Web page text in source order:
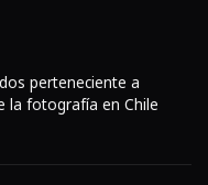
de aberraciones
de iluminación
control sobre la
perteneciente a
la fotografía en Chile